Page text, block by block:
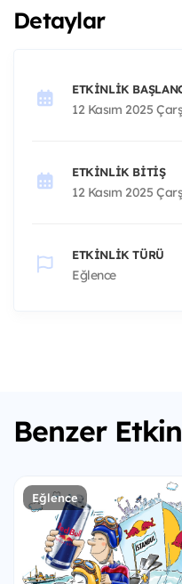
Detaylar
ETKINLIK
12 Kasım 2025
ETKINLIK BITIŞ
12 Kasım 2025
ETKINLIK TÜRÜ
Eğlence
Benzer
Eğlence